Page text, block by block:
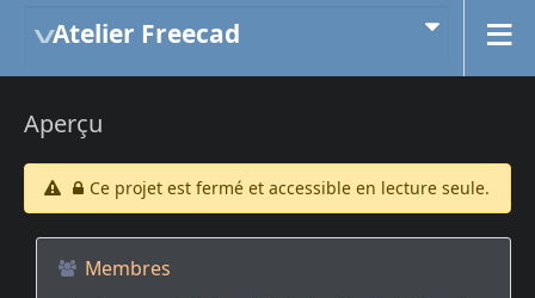
Atelier Freecad
Aperçu
Ce projet est fermé et accessible en lecture seule.
Membres